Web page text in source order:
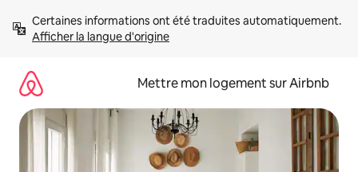
directement
Afficher la langue d'origine
Mettre mon logement sur Airbnb